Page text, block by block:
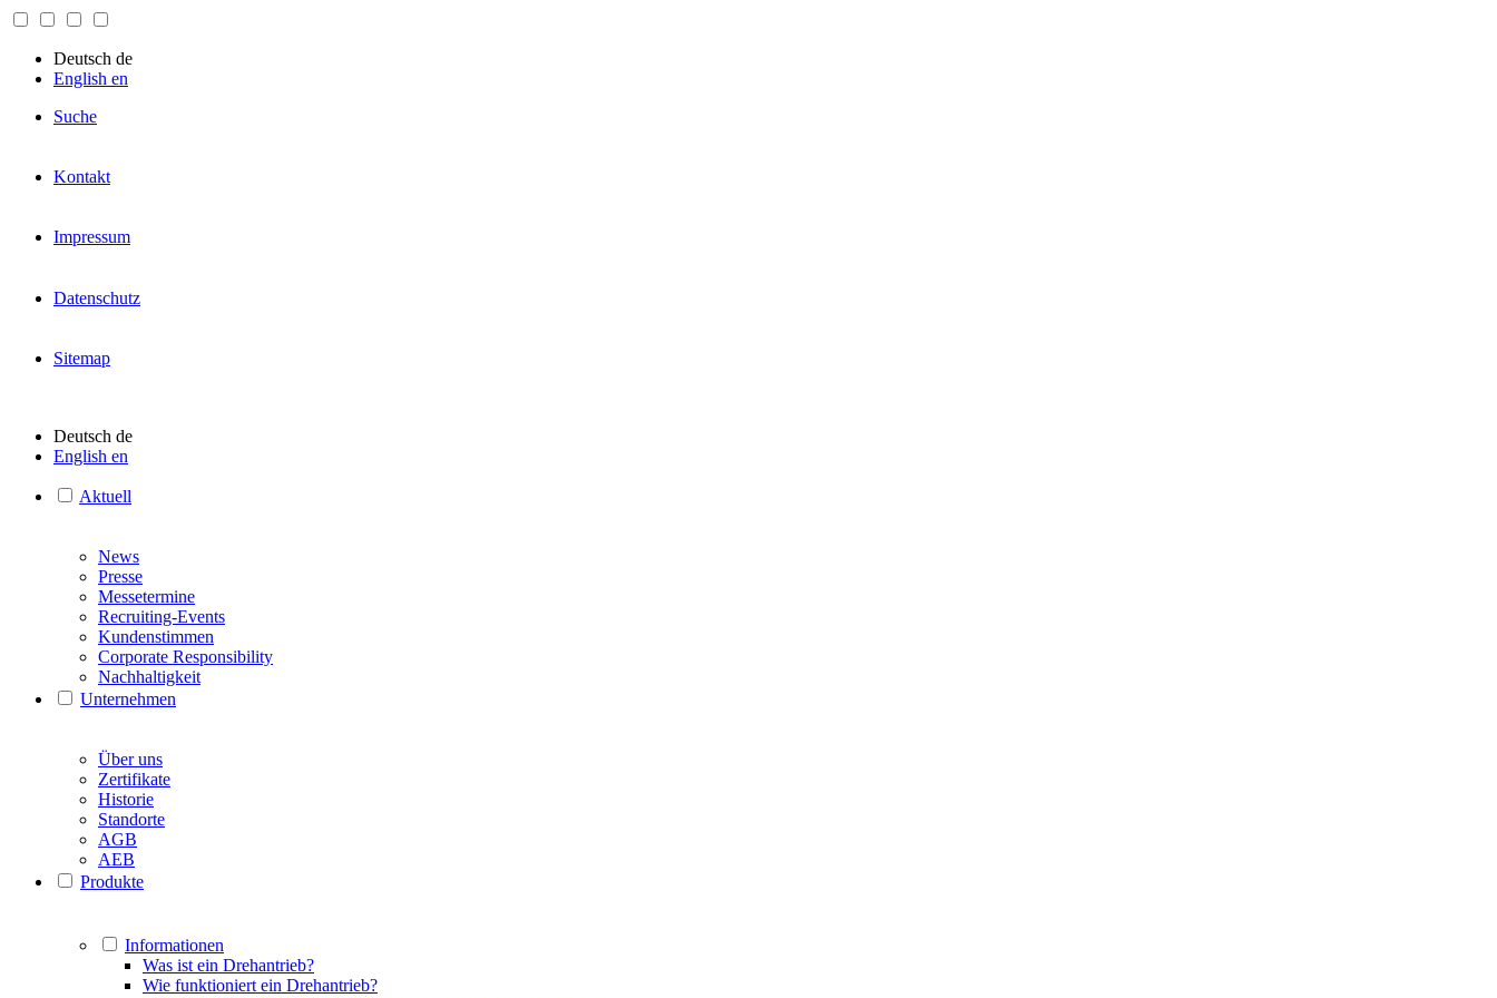
Deutsch de
English en
Suche
Kontakt
Impressum
Datenschutz
Sitemap
Deutsch de
English en
Aktuell
News
Presse
Messetermine
Recruiting-Events
Kundenstimmen
Corporate Responsibility
Nachhaltigkeit
Unternehmen
Über uns
Zertifikate
Historie
Standorte
AGB
AEB
Produkte
Informationen
Was ist ein Drehantrieb?
Wie funktioniert ein Drehantrieb?